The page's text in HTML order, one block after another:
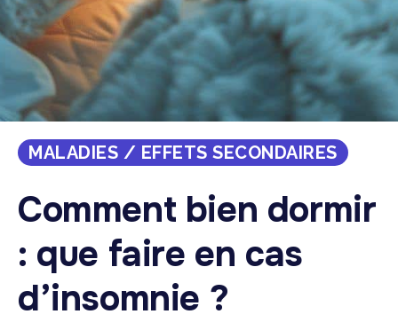
MALADIES / EFFETS SECONDAIRES
Comment bien dormir
: que faire en cas
d’insomnie ?